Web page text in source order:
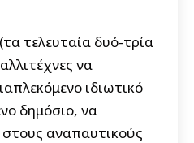
τελευταία δυό-τρία
να
ιδιωτικό
δημόσιο, να
αναπαυτικούς